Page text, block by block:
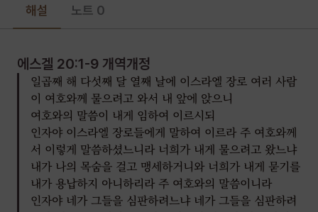
끄는 바 가증한 것을 각기 버리지 아니하며 애굽의 우상들을
나의 분노를 쏟으며 그들에게 진노를 이루리라 하였노라
그러나 내가 그들이 거주하는 이방인의 눈 앞에서 그들에게
나타나 그들을 애굽 땅에서 인도하여 내었나니 이는 내 이름을
위함이라 내 이름을 그 이방인의 눈 앞에서 더럽히지 아니하려고
행하였음이라
에스겔 20:1-9
해설 노트 0
에스겔 20:1-9 개역개정
일곱째 해 다섯째 달 열째 날에 이스라엘 장로 여러 사람
이 여호와께 물으려고 와서 내 앞에 앉으니
여호와의 말씀이 내게 임하여 이르시되
인자야 이스라엘 장로들에게 말하여 이르라 주 여호와께
서 이렇게 말씀하셨느니라 너희가 내게 물으려고 왔느냐
내가 나의 목숨을 걸고 맹세하거니와 너희가 내게 묻기를
내가 용납하지 아니하리라 주 여호와의 말씀이니라
인자야 네가 그들을 심판하려느냐 네가 그들을 심판하려